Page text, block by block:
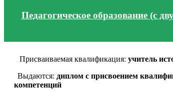
Педагогическое образование (с
Присваиваемая квалификация: учитель
Выдаются: диплом с присвоением
компетенций